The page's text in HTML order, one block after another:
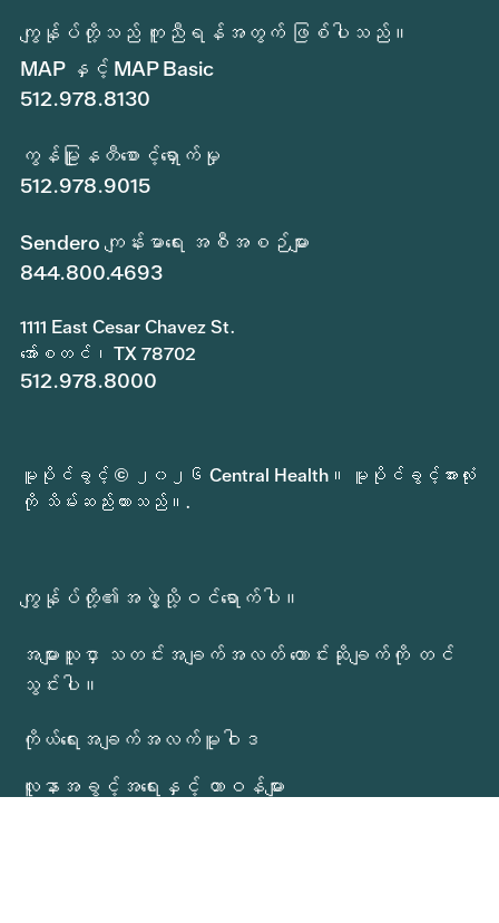
ကျွန်ုပ်တို့သည် ကူညီရန်အတွက် ဖြစ်ပါသည်။
MAP နှင့် MAP Basic
512.978.8130
ကွန်မြူနတီစောင့်ရှောက်မှု
512.978.9015
Sendero ကျန်းမာရေး အစီအစဉ်များ
844.800.4693
1111 East Cesar Chavez St.
အော်စတင်၊ TX 78702
512.978.8000
မူပိုင်ခွင့် © ၂၀၂၆ Central Health။ မူပိုင်ခွင့်အားလုံး
ကို သိမ်းဆည်းထားသည်။.
ကျွန်ုပ်တို့၏အဖွဲ့သို့ဝင်ရောက်ပါ။
အများသူငှာ သတင်းအချက်အလတ် တောင်းဆိုချက်ကို တင်
သွင်းပါ။
ကိုယ်ရေးအချက်အလက်မူဝါဒ
လူနာအခွင့်အရေးနှင့် တာဝန်များ